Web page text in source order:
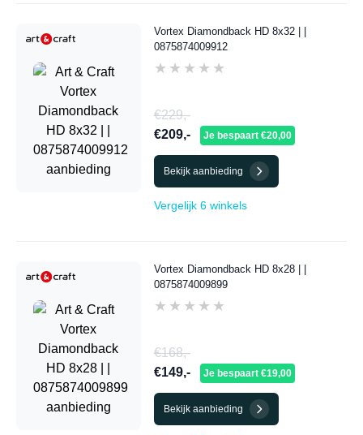
Vortex Diamondback HD 8x32 | |
0875874009912
★★★★★
★★★★★
€229,-
€209,-
Je bespaart €20,00
Bekijk aanbieding
Vergelijk 6 winkels
Vortex Diamondback HD 8x28 | |
0875874009899
★★★★★
★★★★★
€168,-
€149,-
Je bespaart €19,00
Bekijk aanbieding